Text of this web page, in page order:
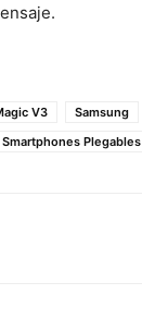
V3
Samsung
Smartphones Plegables